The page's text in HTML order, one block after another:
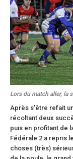
Lors du match aller, la
Après s’être refait
récoltant deux
puis en profitant de
Fédérale 2 a repris
choses (très)